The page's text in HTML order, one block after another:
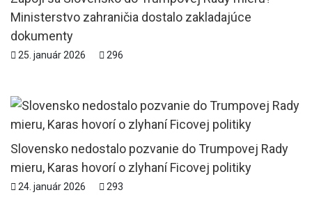
Ministerstvo zahraničia dostalo zakladajúce
dokumenty
25. január 2026 296
Slovensko nedostalo pozvanie do Trumpovej Rady
mieru, Karas hovorí o zlyhaní Ficovej politiky
24. január 2026 293